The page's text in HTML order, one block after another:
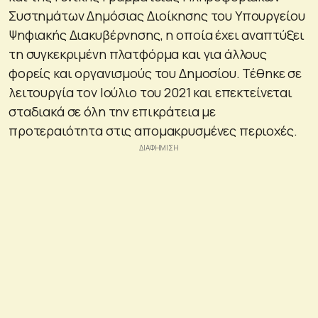
Συστημάτων Δημόσιας Διοίκησης του Υπουργείου
Ψηφιακής Διακυβέρνησης, η οποία έχει αναπτύξει
τη συγκεκριμένη πλατφόρμα και για άλλους
φορείς και οργανισμούς του Δημοσίου. Τέθηκε σε
λειτουργία τον Ιούλιο του 2021 και επεκτείνεται
σταδιακά σε όλη την επικράτεια με
προτεραιότητα στις απομακρυσμένες περιοχές.